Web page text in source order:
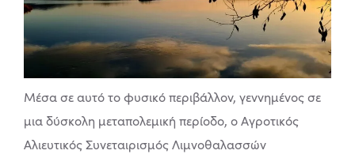
Μέσα σε αυτό το φυσικό περιβάλλον, γεννημένος σε
μια δύσκολη μεταπολεμική περίοδο, ο Αγροτικός
Αλιευτικός Συνεταιρισμός Λιμνοθαλασσών